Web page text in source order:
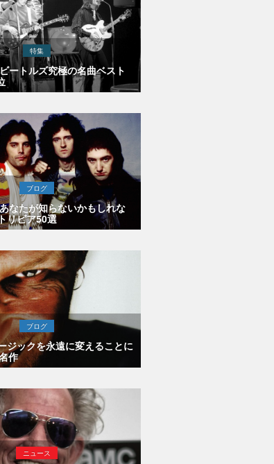
特集
ートルズ究極の名曲ベスト
ブログ
なたが知らないかもしれな
リビア50選
ブログ
ジックを永遠に変えることに
作
ニュース